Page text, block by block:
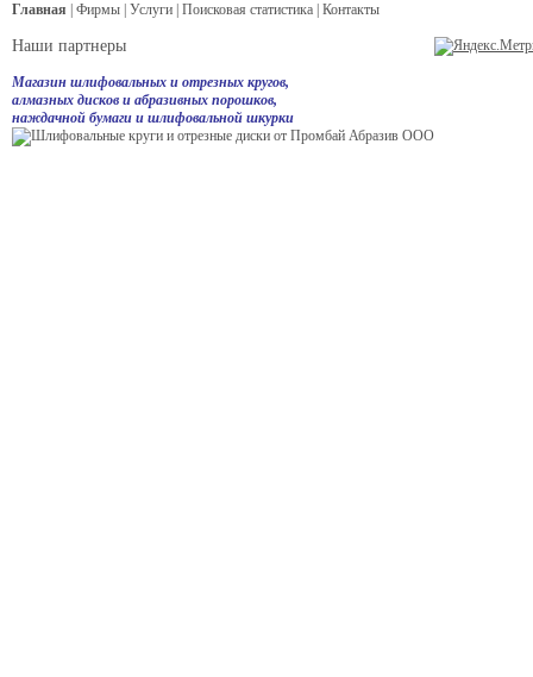
Главная Фирмы Услуги Поисковая статистика Контакты
Наши партнеры
Магазин шлифовальных и отрезных кругов,
алмазных дисков и абразивных порошков,
наждачной бумаги и шлифовальной шкурки